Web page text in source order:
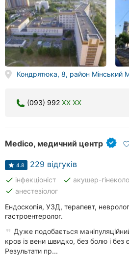
Кондрятюка, 8, район Мінський
(093) 992 XX XX
Medico, медичний центр
4.8 229 відгуків
done інфекціоніст done акушер-
done анестезіолог
Ендоскопія, УЗД, терапевт,
гастроентеролог.
Дуже подобається
кров із вени швидко, без болю і без
Результати пр...